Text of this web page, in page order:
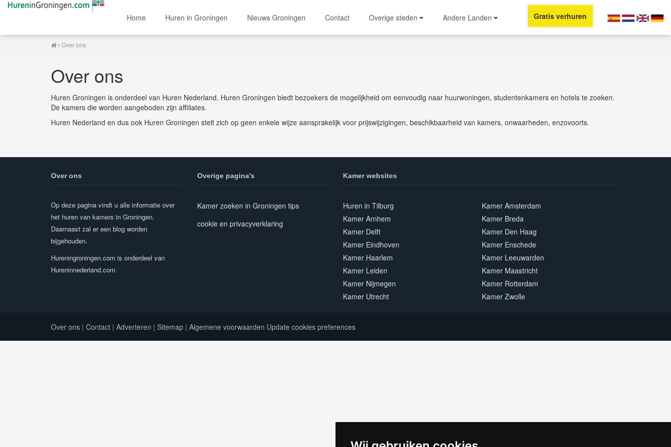
Home Huren in Groningen Nieuws Groningen Contact Overige steden Andere Landen Gratis verhuren
Over ons
Over ons
Huren Groningen is onderdeel van Huren Nederland. Huren Groningen biedt bezoekers de mogelijkheid om eenvoudig naar huurwoningen, studentenkamers en hotels te zoeken.
De kamers die worden aangeboden zijn affiliates.
Huren Nederland en dus ook Huren Groningen stelt zich op geen enkele wijze aansprakelijk voor prijswijzigingen, beschikbaarheid van kamers, onwaarheden, enzovoorts.
Over ons
Op deze pagina vindt u alle informatie over
het huren van kamers in Groningen.
Daarnaast zal er een blog worden
bijgehouden.
Hureningroningen.com is onderdeel van
Hureninnederland.com
Overige pagina's
Kamer zoeken in Groningen tips
cookie en privacyverklaring
Kamer websites
Huren in Tilburg
Kamer Amsterdam
Kamer Arnhem
Kamer Breda
Kamer Delft
Kamer Den Haag
Kamer Eindhoven
Kamer Enschede
Kamer Haarlem
Kamer Leeuwarden
Kamer Leiden
Kamer Maastricht
Kamer Nijmegen
Kamer Rotterdam
Kamer Utrecht
Kamer Zwolle
Over ons | Contact | Adverteren | Sitemap | Algemene voorwaarden Update cookies preferences